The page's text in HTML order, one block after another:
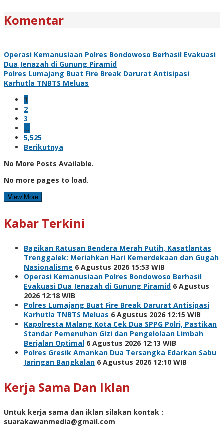
Komentar
Operasi Kemanusiaan Polres Bondowoso Berhasil Evakuasi
Dua Jenazah di Gunung Piramid
Polres Lumajang Buat Fire Break Darurat Antisipasi
Karhutla TNBTS Meluas
1
2
3
…
5,525
Berikutnya
No More Posts Available.
No more pages to load.
View More
Kabar Terkini
Bagikan Ratusan Bendera Merah Putih, Kasatlantas
Trenggalek: Meriahkan Hari Kemerdekaan dan Gugah
Nasionalisme 6 Agustus 2026 15:53 WIB
Operasi Kemanusiaan Polres Bondowoso Berhasil
Evakuasi Dua Jenazah di Gunung Piramid 6 Agustus
2026 12:18 WIB
Polres Lumajang Buat Fire Break Darurat Antisipasi
Karhutla TNBTS Meluas 6 Agustus 2026 12:15 WIB
Kapolresta Malang Kota Cek Dua SPPG Polri, Pastikan
Standar Pemenuhan Gizi dan Pengelolaan Limbah
Berjalan Optimal 6 Agustus 2026 12:13 WIB
Polres Gresik Amankan Dua Tersangka Edarkan Sabu
Jaringan Bangkalan 6 Agustus 2026 12:10 WIB
Kerja Sama Dan Iklan
Untuk kerja sama dan iklan silakan kontak :
suarakawanmedia@gmail.com